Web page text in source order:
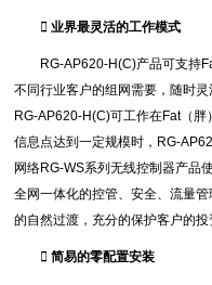
 业界最灵活的工作模式
RG-AP620-H(C)产品可支持
不同行业客户的组网需要，随时
RG-AP620-H(C)可工作在Fat（
信息点达到一定规模时，RG-
网络RG-WS系列无线控制器产品
全网一体化的控管、安全、流量
的自然过渡，充分的保护客户的投
 简易的零配置安装